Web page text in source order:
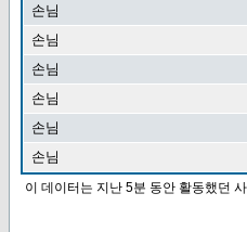
손님
손님
손님
손님
손님
손님
이 데이터는 지난 5분 동안 활동했던